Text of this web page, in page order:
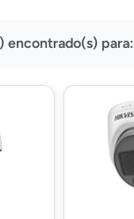
Onu Epon
encontrado(s) para: